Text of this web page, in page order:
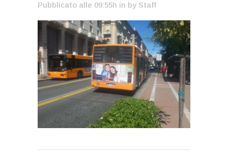
Pubblicato alle 09:55h in by Staff